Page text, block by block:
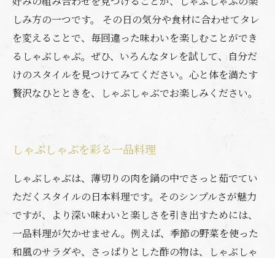
しみ方の一つです。 その日の気分や食材に合わせてタレ
を変えることで、毎回違った味わいを楽しむことができ
るしゃぶしゃぶ。ぜひ、いろんなタレを試して、自分だ
けのスタイルを見つけてみてください。心と体を満たす
贅沢なひとときを、しゃぶしゃぶでお楽しみください。
しゃぶしゃぶを彩る一品料理
しゃぶしゃぶは、薄切りの肉を鍋の中でさっと茹でてい
ただくスタイルの日本料理です。そのシンプルさが魅力
ですが、より深い味わいと楽しさを引き出すためには、
一品料理が欠かせません。例えば、季節の野菜を使った
和風のサラダや、さっぱりとした酢の物は、しゃぶしゃ